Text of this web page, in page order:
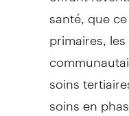
santé, que
primaires,
soins
soins en